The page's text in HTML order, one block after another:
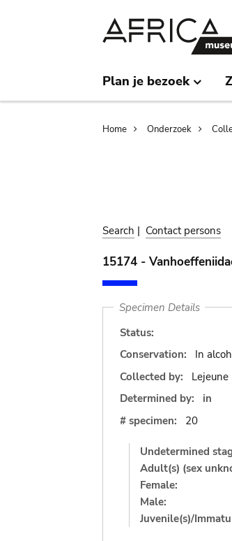
Plan je bezoek
Home Onderzoek
Search | Contact persons
15174 -
Specimen Details
Status:
Conservation:
In
Collected by:
Lejeune
Determined by:
in
# specimen:
20
Undetermined
Adult(s) (sex
Female:
Male:
Juvenile(s)/